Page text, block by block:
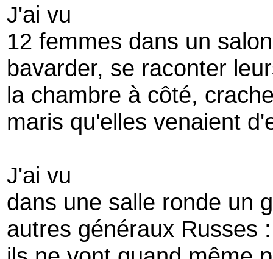
J'ai vu
12 femmes dans un
bavarder, se raconter
la chambre à côté,
maris qu'elles venaient
J'ai vu
dans une salle ronde un
autres généraux Russes :